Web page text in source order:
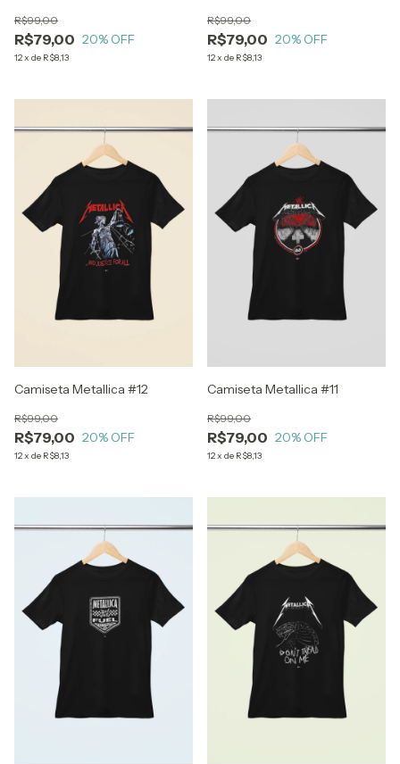
R$79,00
R$99,00
20% OFF
12x de R$8,13
R$79,00
R$99,00
20% OFF
12x de R$8,13
Camiseta Metallica #12
R$79,00
R$99,00
20% OFF
12x de R$8,13
Camiseta Metallica #11
R$79,00
R$99,00
20% OFF
12x de R$8,13